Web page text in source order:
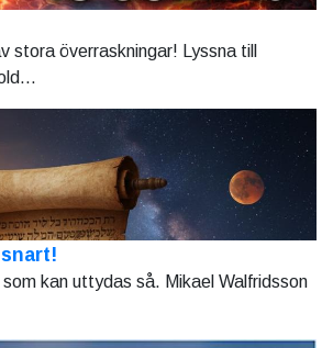
stora överraskningar! Lyssna till
kan uttydas så. Mikael Walfridsson